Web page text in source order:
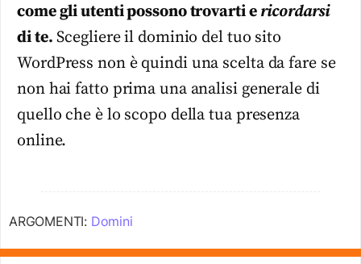
come gli utenti possono trovarti e ricordarsi
di te. Scegliere il dominio del tuo sito
WordPress non è quindi una scelta da fare se
non hai fatto prima una analisi generale di
quello che è lo scopo della tua presenza
online.
ARGOMENTI: Domini